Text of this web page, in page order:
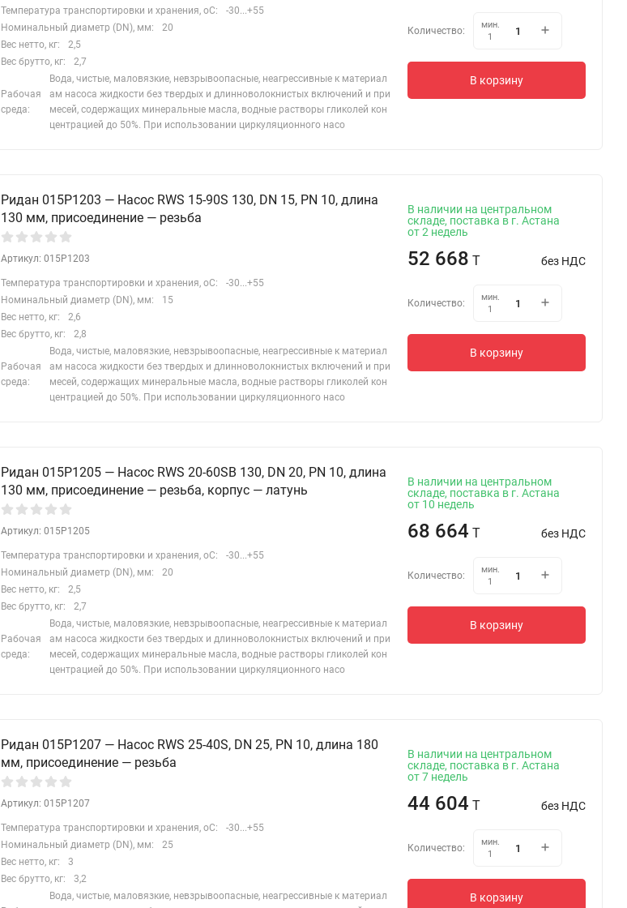
Температура транспортировки и хранения, oC:
-30...+55
Номинальный диаметр (DN), мм:
20
Вес нетто, кг:
2,5
Вес брутто, кг:
2,7
Рабочая
среда:
Вода, чистые, маловязкие, невзрывоопасные, неагрессивные к материал
ам насоса жидкости без твердых и длинноволокнистых включений и при
месей, содержащих минеральные масла, водные растворы гликолей кон
центрацией до 50%. При использовании циркуляционного насо
Количество:
мин.
1
В корзину
Ридан 015P1203 — Насос RWS 15-90S 130, DN 15, PN 10, длина
130 мм, присоединение — резьба
Артикул: 015P1203
Температура транспортировки и хранения, oC:
-30...+55
Номинальный диаметр (DN), мм:
15
Вес нетто, кг:
2,6
Вес брутто, кг:
2,8
Рабочая
среда:
Вода, чистые, маловязкие, невзрывоопасные, неагрессивные к материал
ам насоса жидкости без твердых и длинноволокнистых включений и при
месей, содержащих минеральные масла, водные растворы гликолей кон
центрацией до 50%. При использовании циркуляционного насо
В наличии на центральном
складе, поставка в г. Астана
от 2 недель
52 668 T без НДС
Количество:
мин.
1
В корзину
Ридан 015P1205 — Насос RWS 20-60SB 130, DN 20, PN 10, длина
130 мм, присоединение — резьба, корпус — латунь
Артикул: 015P1205
Температура транспортировки и хранения, oC:
-30...+55
Номинальный диаметр (DN), мм:
20
Вес нетто, кг:
2,5
Вес брутто, кг:
2,7
Рабочая
среда:
Вода, чистые, маловязкие, невзрывоопасные, неагрессивные к материал
ам насоса жидкости без твердых и длинноволокнистых включений и при
месей, содержащих минеральные масла, водные растворы гликолей кон
центрацией до 50%. При использовании циркуляционного насо
В наличии на центральном
складе, поставка в г. Астана
от 10 недель
68 664 T без НДС
Количество:
мин.
1
В корзину
Ридан 015P1207 — Насос RWS 25-40S, DN 25, PN 10, длина 180
мм, присоединение — резьба
Артикул: 015P1207
Температура транспортировки и хранения, oC:
-30...+55
Номинальный диаметр (DN), мм:
25
Вес нетто, кг:
3
Вес брутто, кг:
3,2
Вода, чистые, маловязкие, невзрывоопасные, неагрессивные к материал
В наличии на центральном
складе, поставка в г. Астана
от 7 недель
44 604 T без НДС
Количество:
мин.
1
В корзину